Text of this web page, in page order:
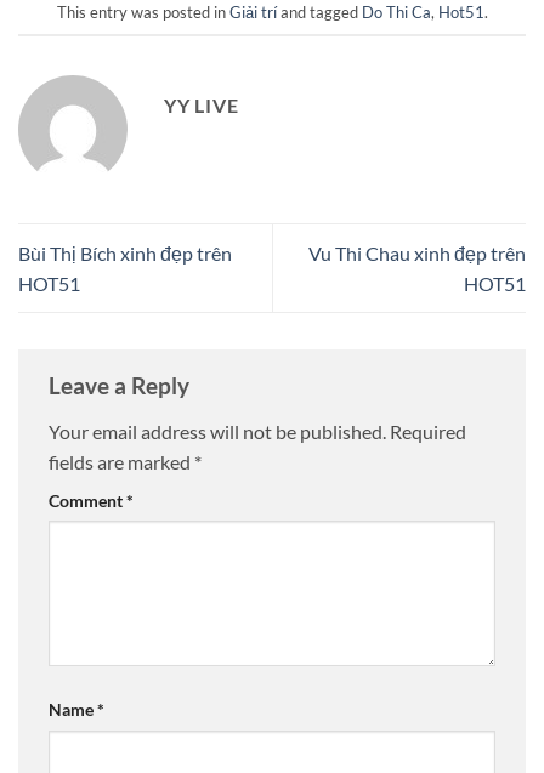
This entry was posted inGiải tríand tagged Do Thi Ca, Hot51.
YY LIVE
Bùi Thị Bích xinh đẹp trên
HOT51
Vu Thi Chau xinh đẹp trên
HOT51
Leave a Reply
Your email address will not be published. Required
fields are marked *
Comment*
Name*